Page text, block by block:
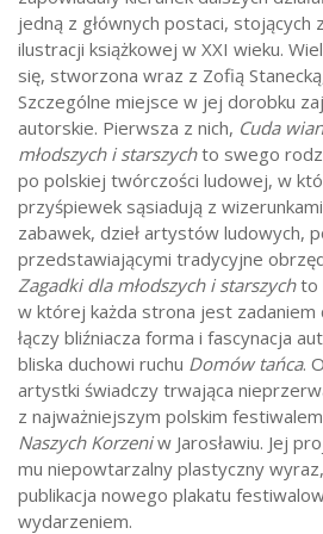
jedną z głównych postaci, stojących
ilustracji książkowej w XXI wieku.
się, stworzona wraz z Zofią
Szczególne miejsce w jej dorobku
autorskie. Pierwsza z nich, Cuda
młodszych i starszychto swego
po polskiej twórczości ludowej, w
przyśpiewek sąsiadują z
zabawek, dzieł artystów ludowych,
przedstawiającymi tradycyjne
Zagadki dla młodszych i starszychto
w której każda strona jest zadaniem
łączy bliźniacza forma i fascynacja
bliska duchowi ruchu Domów tańca.
artystki świadczy trwająca
z najważniejszym polskim
Naszych Korzeniw Jarosławiu. Jej
mu niepowtarzalny plastyczny
publikacja nowego plakatu
wydarzeniem.